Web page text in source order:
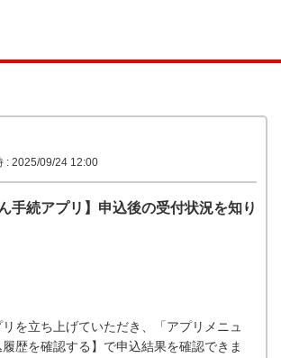
: 2025/09/24 12:00
手続アプリ】申込後の受付状況を知り
を立ち上げていただき、「アプリメニュ
歴を確認する】で申込結果を確認できま